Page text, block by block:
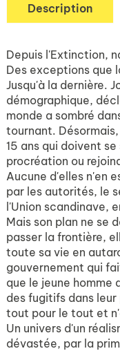
Description
Depuis l'Extinction,
Des exceptions que
Jusqu'à la dernière.
démographique,
monde a sombré
tournant.
15 ans qui doivent
procréation ou
Aucune d'elles n'en
par les autorités, le
l'Union scandinave,
Mais son plan ne se
passer la frontière,
toute sa vie en
gouvernement qui
que le jeune
des fugitifs dans
tout pour le tout et
Un univers d'un
dévastée, par la